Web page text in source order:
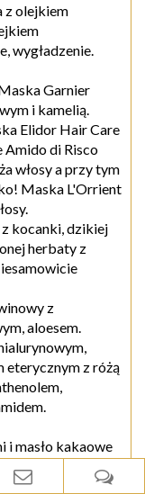
z olejkiem
wygładzenie.
Garnier
i kamelią.
Elidor Hair Care
Amido di Risco
włosy a przy tym
Maska L'Orrient
kocanki, dzikiej
herbaty z
z
aloesem.
eterycznym z różą
i masło kakaowe
i żelu, z kawy,
szybki puls nie